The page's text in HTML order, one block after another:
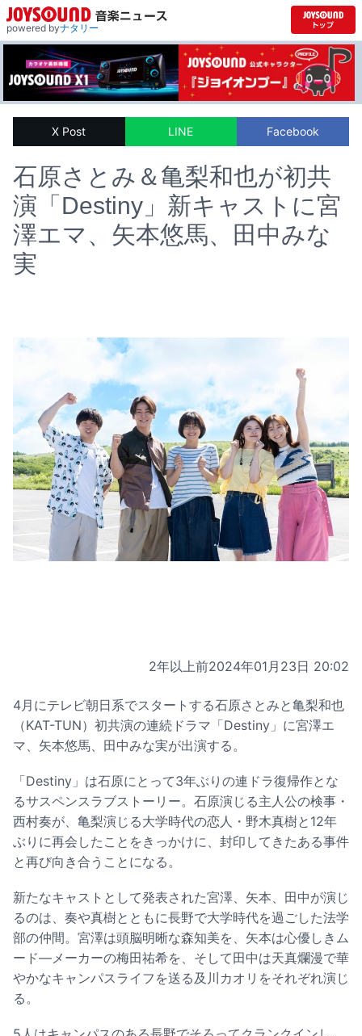
powered byナタリー
X Post LINE Facebook
石原さとみ＆亀梨和也が初共
演「Destiny」新キャストに宮
澤エマ、矢本悠馬、田中みな
実
2年以上前2024年01月23日 20:02
4月にテレビ朝日系でスタートする石原さとみと亀梨和也
（KAT-TUN）初共演の連続ドラマ「Destiny」に宮澤エ
マ、矢本悠馬、田中みな実が出演する。
「Destiny」は石原にとって3年ぶりの連ドラ復帰作とな
るサスペンスラブストーリー。石原演じる主人公の検事・
西村奏が、亀梨演じる大学時代の恋人・野木真樹と12年
ぶりに再会したことをきっかけに、封印してきたある事件
と再び向き合うことになる。
新たなキャストとして発表された宮澤、矢本、田中が演じ
るのは、奏や真樹とともに長野で大学時代を過ごした法学
部の仲間。宮澤は頭脳明晰な森知美を、矢本は心優しきム
ード―メーカーの梅田祐希を、そして田中は天真爛漫で華
やかなキャンパスライフを送る及川カオリをそれぞれ演じ
る。